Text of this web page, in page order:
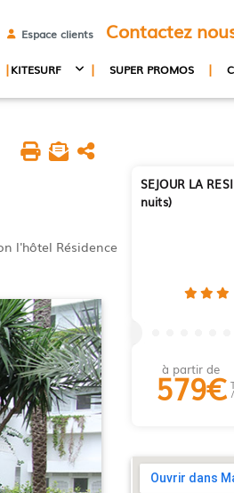
|KITESURF | SUPER PROMOS |
Espace clients Contactez
l'hôtel Résidence
SEJOUR LA
nuits)
à partir de
579€